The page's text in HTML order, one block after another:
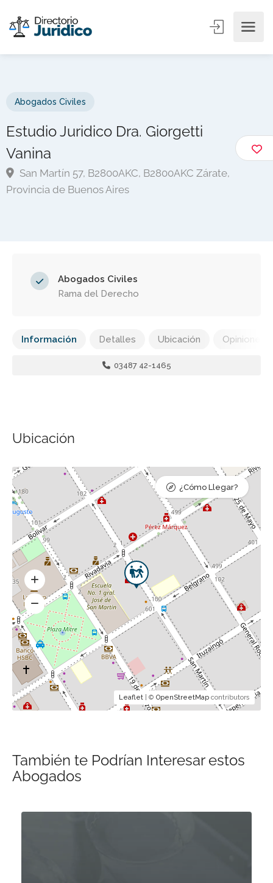
Abogados Civiles
Estudio Juridico Dra. Giorgetti
Vanina
San Martín 57, B2800AKC, B2800AKC Zárate,
Provincia de Buenos Aires
Abogados Civiles
Rama del Derecho
Información Detalles Ubicación Opiniones
03487 42-1465
Ubicación
Leaflet | © OpenStreetMap contributors
¿Cómo Llegar?
También te Podrían Interesar estos
Abogados